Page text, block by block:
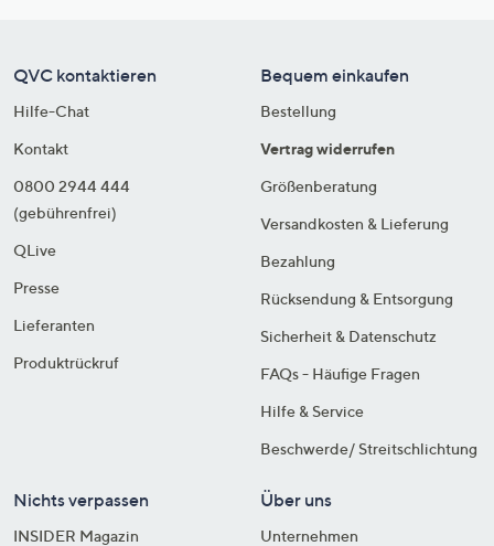
QVC kontaktieren
Hilfe-Chat
Kontakt
0800 2944 444
(gebührenfrei)
QLive
Presse
Lieferanten
Produktrückruf
Bequem einkaufen
Bestellung
Vertrag widerrufen
Größenberatung
Versandkosten & Lieferung
Bezahlung
Rücksendung & Entsorgung
Sicherheit & Datenschutz
FAQs - Häufige Fragen
Hilfe & Service
Beschwerde/ Streitschlichtung
Nichts verpassen
INSIDER Magazin
Über uns
Unternehmen